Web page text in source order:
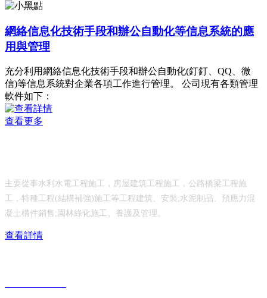
網絡信息化技術手段和辦公自動化等信息系統的應
用與管理
充分利用網絡信息化技術手段和辦公自動化(釘釘、QQ、微
信)等信息系統對企業各項工作進行管理。 公司現有各類管理
軟件如下：
查看更多
主要從事水利水電工程施工，房屋建筑工程施工，公路橋梁工程施
工，特種工程(結構補強)施工等工程建筑、安裝;水泥制品、預應力混
凝土構件銷售;園林綠化施工、養護及管理。
查看詳情